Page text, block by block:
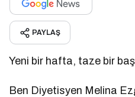
PAYLAŞ
Yeni bir hafta, taze bir
Ben Diyetisyen Melina